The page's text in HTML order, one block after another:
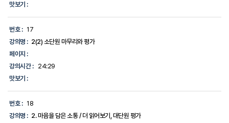
맛보기 :
번호 : 17
강의명 : 2(2) 소단원 마무리와 평가
페이지 :
강의시간 :
24:29
맛보기 :
번호 : 18
강의명 : 2. 마음을 담은 소통 / 더 읽어보기, 대단원 평가